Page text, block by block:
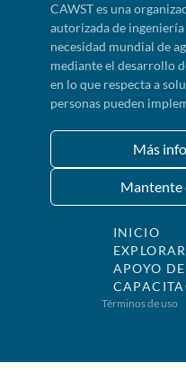
CAWST es una
autorizada de
necesidad mundial de
mediante el desarrollo
en lo que respecta a
personas pueden
Más
Mantente
INICIO
EXPLORAR
APOYO
Términos de uso